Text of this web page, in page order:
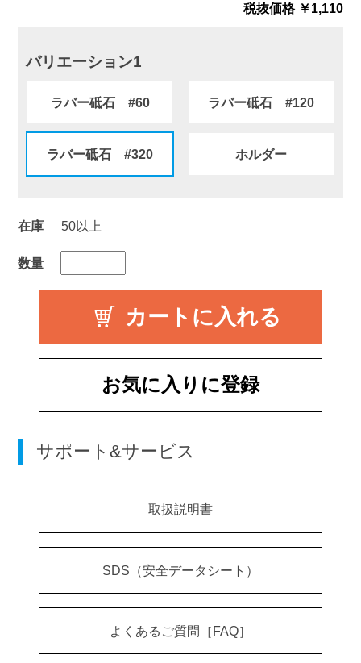
税抜価格 ￥1,110
バリエーション1
ラバー砥石 #60 ラバー砥石 #120
ラバー砥石 #320 ホルダー
在庫 50以上
数量
お気に入りに登録
サポート&サービス
取扱説明書
SDS（安全データシート）
よくあるご質問［FAQ］